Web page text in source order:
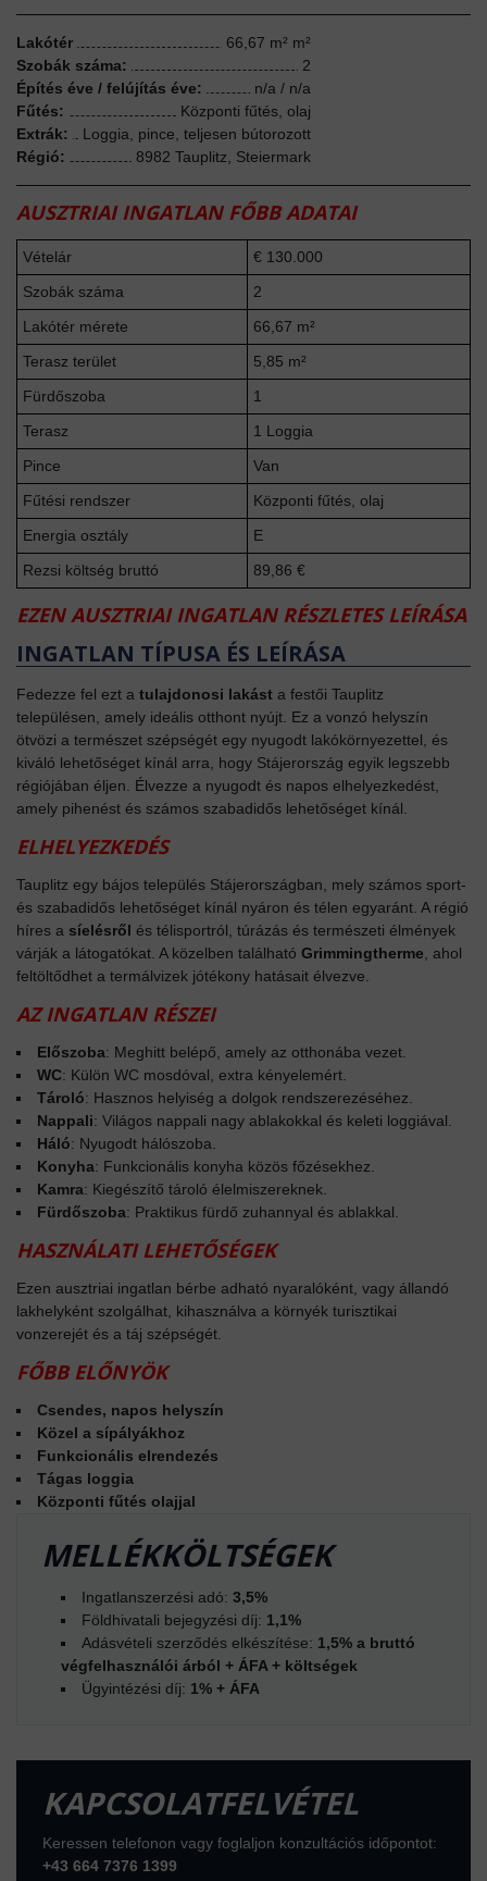
Lakótér
66,67 m² m²
Szobák száma:
2
Építés éve / felújítás éve:
n/a / n/a
Fűtés:
Központi fűtés, olaj
Extrák:
Loggia, pince, teljesen bútorozott
Régió:
8982 Tauplitz, Steiermark
AUSZTRIAI INGATLAN FŐBB ADATAI
Vételár
€ 130.000
Szobák száma
2
Lakótér mérete
66,67 m²
Terasz terület
5,85 m²
Fürdőszoba
1
Terasz
1 Loggia
Pince
Van
Fűtési rendszer
Központi fűtés, olaj
Energia osztály
E
Rezsi költség bruttó
89,86 €
EZEN AUSZTRIAI INGATLAN RÉSZLETES LEÍRÁSA
INGATLAN TÍPUSA ÉS LEÍRÁSA
Fedezze fel ezt a tulajdonosi lakást a festői Tauplitz
településen, amely ideális otthont nyújt. Ez a vonzó helyszín
ötvözi a természet szépségét egy nyugodt lakókörnyezettel, és
kiváló lehetőséget kínál arra, hogy Stájerország egyik legszebb
régiójában éljen. Élvezze a nyugodt és napos elhelyezkedést,
amely pihenést és számos szabadidős lehetőséget kínál.
ELHELYEZKEDÉS
Tauplitz egy bájos település Stájerországban, mely számos sport-
és szabadidős lehetőséget kínál nyáron és télen egyaránt. A régió
híres a síelésről és télisportról, túrázás és természeti élmények
várják a látogatókat. A közelben található Grimmingtherme , ahol
feltöltődhet a termálvizek jótékony hatásait élvezve.
AZ INGATLAN RÉSZEI
Előszoba: Meghitt belépő, amely az otthonába vezet.
WC: Külön WC mosdóval, extra kényelemért.
Tároló: Hasznos helyiség a dolgok rendszerezéséhez.
Nappali: Világos nappali nagy ablakokkal és keleti loggiával.
Háló: Nyugodt hálószoba.
Konyha: Funkcionális konyha közös főzésekhez.
Kamra: Kiegészítő tároló élelmiszereknek.
Fürdőszoba: Praktikus fürdő zuhannyal és ablakkal.
HASZNÁLATI LEHETŐSÉGEK
Ezen ausztriai ingatlan bérbe adható nyaralóként, vagy állandó
lakhelyként szolgálhat, kihasználva a környék turisztikai
vonzerejét és a táj szépségét.
FŐBB ELŐNYÖK
Csendes, napos helyszín
Közel a sípályákhoz
Funkcionális elrendezés
Tágas loggia
Központi fűtés olajjal
MELLÉKKÖLTSÉGEK
Ingatlanszerzési adó: 3,5%
Földhivatali bejegyzési díj: 1,1%
Adásvételi szerződés elkészítése: 1,5% a bruttó
végfelhasználói árból + ÁFA + költségek
Ügyintézési díj: 1% + ÁFA
KAPCSOLATFELVÉTEL
Keressen telefonon vagy foglaljon konzultációs időpontot:
+43 664 7376 1399